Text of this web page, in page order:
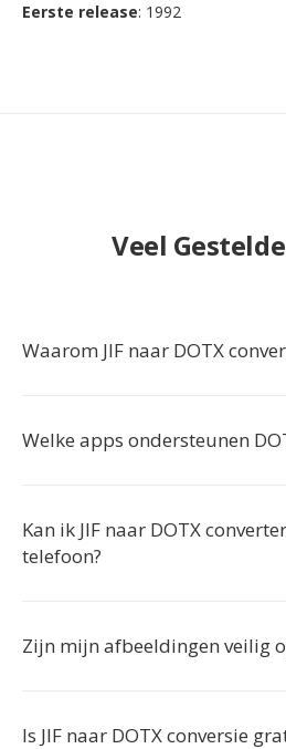
Eerste release: 1992
Veel
Waarom JIF naar DOTX
Welke apps ondersteunen
Kan ik JIF naar DOTX
telefoon?
Zijn mijn afbeeldingen veilig
Is JIF naar DOTX conversie